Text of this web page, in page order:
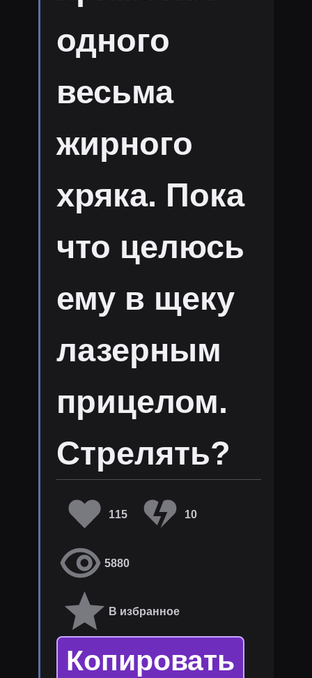
одного
весьма
жирного
хряка. Пока
что целюсь
ему в щеку
лазерным
прицелом.
Стрелять?
115 10
5880
В избранное
Копировать